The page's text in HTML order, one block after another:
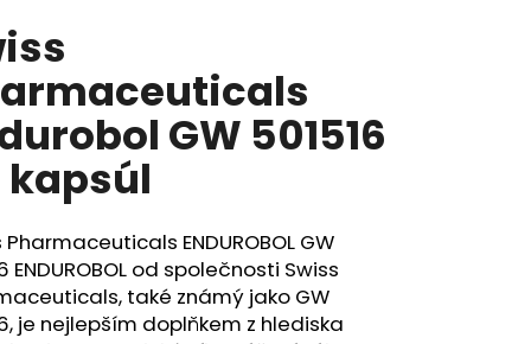
GW 501516
kapsúl
Pharmaceuticals ENDUROBOL GW
ENDUROBOL od společnosti Swiss
také známý jako GW
je nejlepším doplňkem z hlediska
Následující